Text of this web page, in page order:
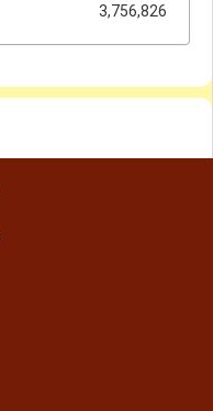
3,756,826